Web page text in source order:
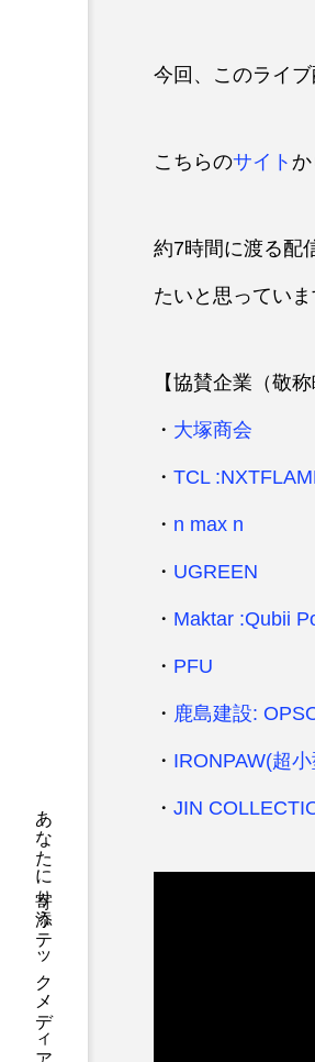
あなたに寄り添う テックメディア
今回、このライ
こちらのサイト か
約7時間に渡る配
たいと思っていま
【協賛企業（敬
・ 大塚商会
・ TCL
・ n max n
・ UGREEN
・ Maktar :Qubii
・ PFU
・ 鹿島建設:
・ IRONPAW(超
・ JIN